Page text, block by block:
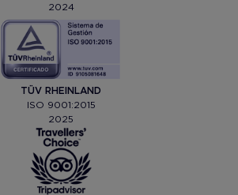
2024
TÜV RHEINLAND
ISO 9001:2015
2025